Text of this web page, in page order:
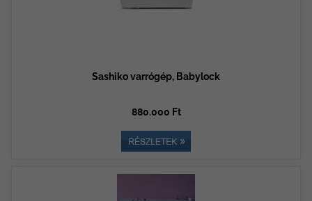
Sashiko varrógép, Babylock
880.000 Ft